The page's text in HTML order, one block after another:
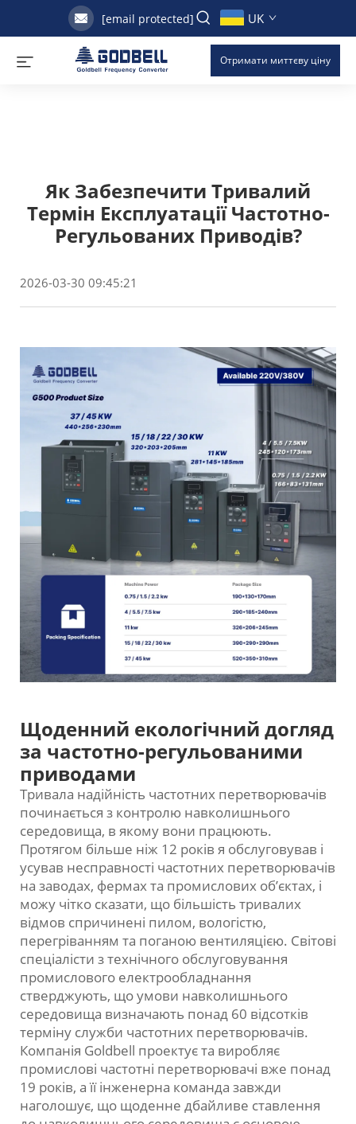
[email protected] UK
Отримати миттєву ціну
Як Забезпечити Тривалий
Термін Експлуатації Частотно-
Регульованих Приводів?
2026-03-30 09:45:21
Щоденний екологічний догляд
за частотно-регульованими
приводами
Тривала надійність частотних перетворювачів
починається з контролю навколишнього
середовища, в якому вони працюють.
Протягом більше ніж 12 років я обслуговував і
усував несправності частотних перетворювачів
на заводах, фермах та промислових об’єктах, і
можу чітко сказати, що більшість тривалих
відмов спричинені пилом, вологістю,
перегріванням та поганою вентиляцією. Світові
спеціалісти з технічного обслуговування
промислового електрообладнання
стверджують, що умови навколишнього
середовища визначають понад 60 відсотків
терміну служби частотних перетворювачів.
Компанія Goldbell проектує та виробляє
промислові частотні перетворювачі вже понад
19 років, а її інженерна команда завжди
наголошує, що щоденне дбайливе ставлення